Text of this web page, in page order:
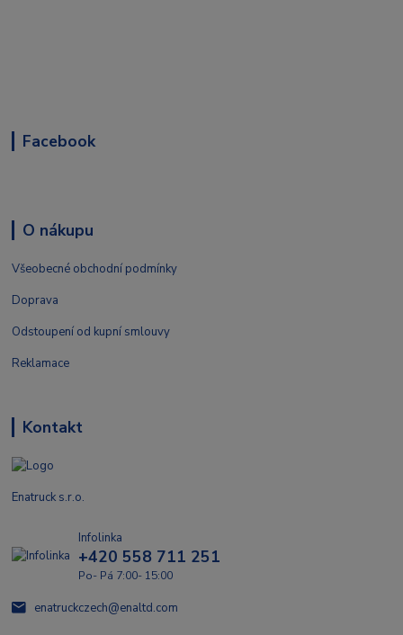
Facebook
O nákupu
Všeobecné obchodní podmínky
Doprava
Odstoupení od kupní smlouvy
Reklamace
Kontakt
Enatruck s.r.o.
Infolinka
+420 558 711 251
Po- Pá 7:00- 15:00
enatruckczech@enaltd.com